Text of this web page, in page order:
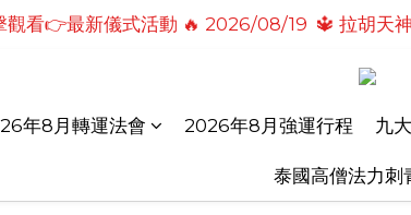
觀看👉最新儀式活動🔥2026/08/19 💗2026七
觀看👉最新儀式活動 🔥 2026/08/19  🔱 拉胡天
擊觀看👉最新儀式活動🔥 2026/08/31 💖愛神儀
觀看👉最新儀式活動🔥2026/08/19 💗2026七
年8月轉運法會 2026年8月強運行程 九
泰國高僧法力刺